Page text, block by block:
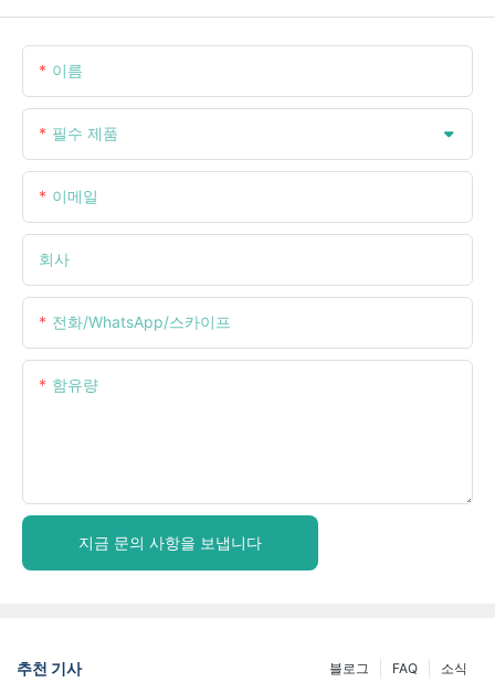
이름
필수 제품
이메일
회사
전화/WhatsApp/스카이프
함유량
지금 문의 사항을 보냅니다
추천 기사 소식
FAQ
블로그